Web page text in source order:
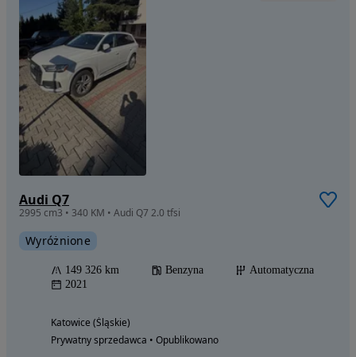
Audi Q7
2995 cm3 • 340 KM • Audi Q7 2.0 tfsi
Wyróżnione
149 326 km Benzyna
Automatyczna
2021
Katowice (Śląskie)
Prywatny sprzedawca • Opublikowano